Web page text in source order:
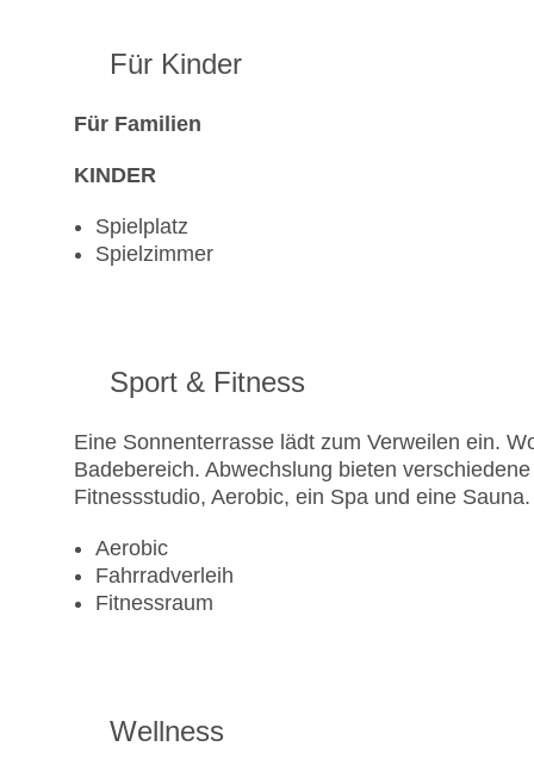
Für Kinder
Für Familien
KINDER
Spielplatz
Spielzimmer
Sport & Fitness
Eine Sonnenterrasse lädt zum Verweilen ein.
Badebereich. Abwechslung bieten
Fitnessstudio, Aerobic, ein Spa und eine Sauna.
Aerobic
Fahrradverleih
Fitnessraum
Wellness